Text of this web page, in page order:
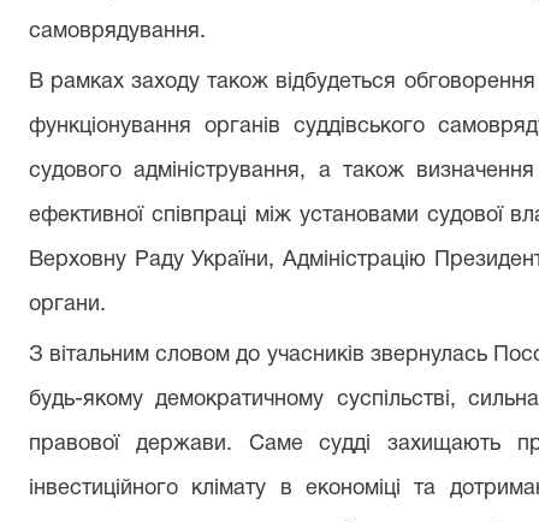
самоврядування.
В рамках заходу також відбудеться
функціонування органів суддівського
судового адміністрування, а також
ефективної співпраці між установами судової
Верховну Раду України, Адміністрацію
органи.
З вітальним словом до учасників звернулась
будь-якому демократичному суспільстві,
правової держави. Саме судді захищають
інвестиційного клімату в економіці та